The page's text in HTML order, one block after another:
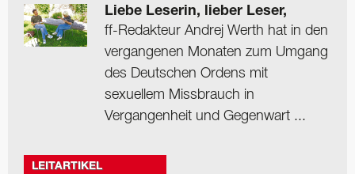
Liebe Leserin, lieber Leser,
ff-Redakteur Andrej Werth hat in den
vergangenen Monaten zum Umgang
des Deutschen Ordens mit
sexuellem Missbrauch in
Vergangenheit und Gegenwart ...
LEITARTIKEL